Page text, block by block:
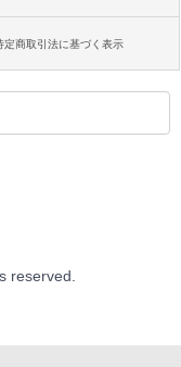
定商取引法に基づく表示
reserved.